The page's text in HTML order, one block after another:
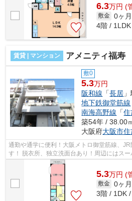
6.3万円 (
敷金 0ヶ月
4階 /
賃貸 | マンション アメニティ福寿
敷0
5.3万円
阪和線 「長居
地下鉄御堂筋線
南海高野線 「住
築54年 / 38.00
大阪府大阪市
通勤や通学に便利！大阪メトロ御堂筋線、
す！ 脱衣所、独立洗面台あり！周辺にはスーパーやコンビニなど生活しやす
い環境です！ ■□■□■□■□■□■□■□■□■□■□■...
5.3万円 (
敷金 0ヶ月
3階 / 1DK